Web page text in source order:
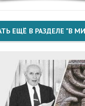
ЕЩЁ В РАЗДЕЛЕ "В